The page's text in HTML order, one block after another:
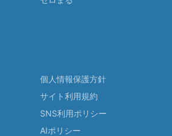
個人情報保護方針
サイト利用規約
SNS利用ポリシー
AIポリシー